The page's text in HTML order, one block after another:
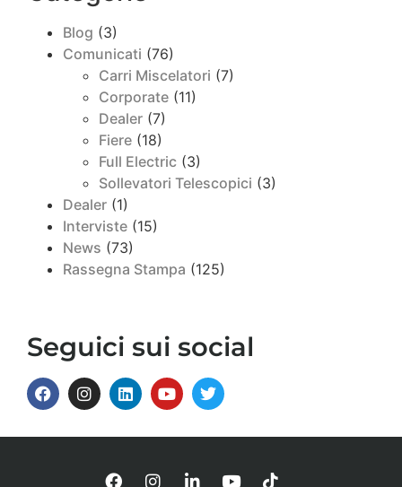
Blog (3)
Comunicati (76)
Carri Miscelatori (7)
Corporate (11)
Dealer (7)
Fiere (18)
Full Electric (3)
Sollevatori Telescopici (3)
Dealer (1)
Interviste (15)
News (73)
Rassegna Stampa (125)
Seguici sui social